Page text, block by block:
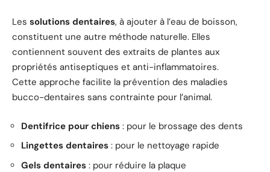
Les solutions dentaires, à ajouter à l’eau de boisson,
constituent une autre méthode naturelle. Elles
contiennent souvent des extraits de plantes aux
propriétés antiseptiques et anti-inflammatoires.
Cette approche facilite la prévention des maladies
bucco-dentaires sans contrainte pour l’animal.
Dentifrice pour chiens : pour le brossage des dents
Lingettes dentaires : pour le nettoyage rapide
Gels dentaires : pour réduire la plaque